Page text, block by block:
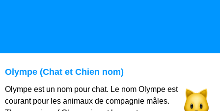
Olympe (Chat et Chien nom)
Olympe est un nom pour chat. Le nom Olympe est
courant pour les animaux de compagnie mâles.